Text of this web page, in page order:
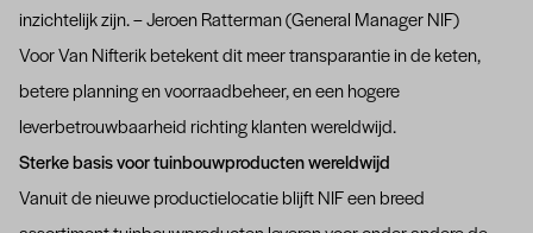
inzichtelijk zijn. – Jeroen Ratterman (General Manager NIF)
Voor Van Nifterik betekent dit meer transparantie in de keten,
betere planning en voorraadbeheer, en een hogere
leverbetrouwbaarheid richting klanten wereldwijd.
Sterke basis voor tuinbouwproducten wereldwijd
Vanuit de nieuwe productielocatie blijft NIF een breed